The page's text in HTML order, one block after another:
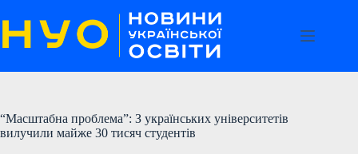
до
вмісту
“Масштабна проблема”: З українських університетів
вилучили майже 30 тисяч студентів